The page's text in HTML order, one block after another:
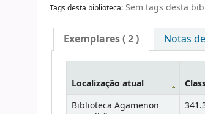
Tags desta biblioteca: Sem tags desta
Exemplares( 2 ) Notas
Localização atual
Biblioteca Agamenon